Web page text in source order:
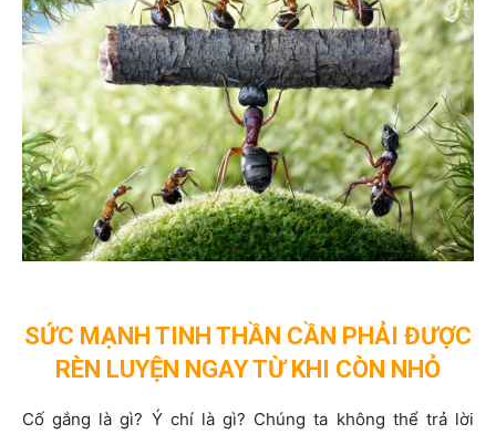
SỨC MẠNH TINH THẦN CẦN PHẢI ĐƯỢC
RÈN LUYỆN NGAY TỪ KHI CÒN NHỎ
Cố gắng là gì? Ý chí là gì? Chúng ta không thể trả lời